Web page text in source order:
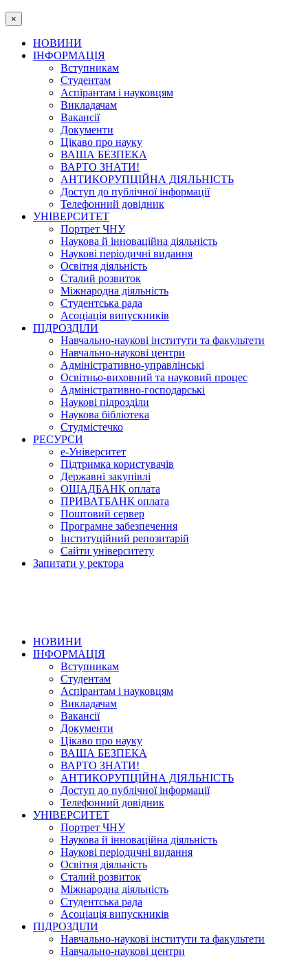
×
НОВИНИ
ІНФОРМАЦІЯ
Вступникам
Студентам
Аспірантам і науковцям
Викладачам
Вакансії
Документи
Цікаво про науку
ВАША БЕЗПЕКА
ВАРТО ЗНАТИ!
АНТИКОРУПЦІЙНА ДІЯЛЬНІСТЬ
Доступ до публічної інформації
Телефонний довідник
УНІВЕРСИТЕТ
Портрет ЧНУ
Наукова й інноваційна діяльність
Наукові періодичні видання
Освітня діяльність
Сталий розвиток
Міжнародна діяльність
Студентська рада
Асоціація випускників
ПІДРОЗДІЛИ
Навчально-наукові інститути та факультети
Навчально-наукові центри
Адміністративно-управлінські
Освітньо-виховний та науковий процес
Адміністративно-господарські
Наукові підрозділи
Наукова бібліотека
Студмістечко
РЕСУРСИ
е-Університет
Підтримка користувачів
Державні закупівлі
ОЩАДБАНК оплата
ПРИВАТБАНК оплата
Поштовий сервер
Програмне забезпечення
Інституційний репозитарій
Сайти університету
Запитати у ректора
НОВИНИ
ІНФОРМАЦІЯ
Вступникам
Студентам
Аспірантам і науковцям
Викладачам
Вакансії
Документи
Цікаво про науку
ВАША БЕЗПЕКА
ВАРТО ЗНАТИ!
АНТИКОРУПЦІЙНА ДІЯЛЬНІСТЬ
Доступ до публічної інформації
Телефонний довідник
УНІВЕРСИТЕТ
Портрет ЧНУ
Наукова й інноваційна діяльність
Наукові періодичні видання
Освітня діяльність
Сталий розвиток
Міжнародна діяльність
Студентська рада
Асоціація випускників
ПІДРОЗДІЛИ
Навчально-наукові інститути та факультети
Навчально-наукові центри